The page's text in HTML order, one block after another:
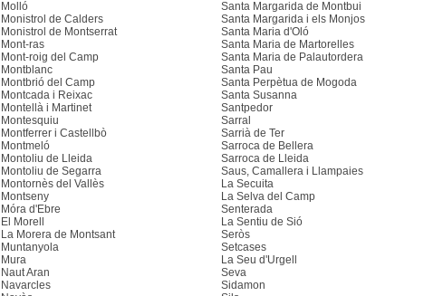
Molló
Monistrol de Calders
Monistrol de Montserrat
Mont-ras
Mont-roig del Camp
Montblanc
Montbrió del Camp
Montcada i Reixac
Montellà i Martinet
Montesquiu
Montferrer i Castellbò
Montmeló
Montoliu de Lleida
Montoliu de Segarra
Montornès del Vallès
Montseny
Móra d'Ebre
El Morell
La Morera de Montsant
Muntanyola
Mura
Naut Aran
Navarcles
Santa Margarida de Montbui
Santa Margarida i els Monjos
Santa Maria d'Oló
Santa Maria de Martorelles
Santa Maria de Palautordera
Santa Pau
Santa Perpètua de Mogoda
Santa Susanna
Santpedor
Sarral
Sarrià de Ter
Sarroca de Bellera
Sarroca de Lleida
Saus, Camallera i Llampaies
La Secuita
La Selva del Camp
Senterada
La Sentiu de Sió
Seròs
Setcases
La Seu d'Urgell
Seva
Sidamon